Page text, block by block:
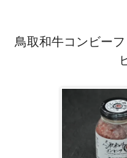
鳥取和牛コンビー